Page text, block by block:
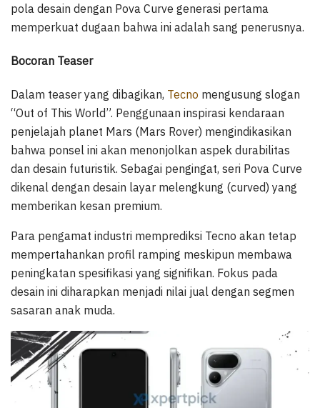
pola desain dengan Pova Curve generasi pertama
memperkuat dugaan bahwa ini adalah sang penerusnya.
Bocoran Teaser
Dalam teaser yang dibagikan, Tecno mengusung slogan
“Out of This World”. Penggunaan inspirasi kendaraan
penjelajah planet Mars (Mars Rover) mengindikasikan
bahwa ponsel ini akan menonjolkan aspek durabilitas
dan desain futuristik. Sebagai pengingat, seri Pova Curve
dikenal dengan desain layar melengkung (curved) yang
memberikan kesan premium.
Para pengamat industri memprediksi Tecno akan tetap
mempertahankan profil ramping meskipun membawa
peningkatan spesifikasi yang signifikan. Fokus pada
desain ini diharapkan menjadi nilai jual dengan segmen
sasaran anak muda.